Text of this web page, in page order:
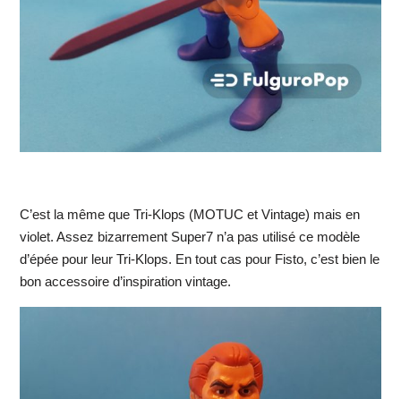
C’est la même que Tri-Klops (MOTUC et Vintage) mais en
violet. Assez bizarrement Super7 n’a pas utilisé ce modèle
d’épée pour leur Tri-Klops. En tout cas pour Fisto, c’est bien le
bon accessoire d’inspiration vintage.